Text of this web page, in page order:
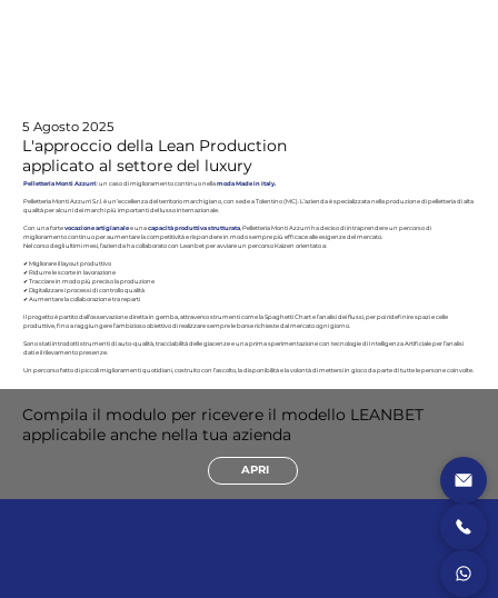
5 Agosto 2025
L'approccio della Lean Production
applicato al settore del luxury
Pelletteria Monti Azzurri: un caso di miglioramento continuo nellamoda Made in Italy.
Pelletteria Monti Azzurri S.r.l. è un’eccellenza del territorio marchigiano, con sede a Tolentino (MC). L’azienda è specializzata nella produzione di pelletteria di alta
qualità per alcuni dei marchi più importanti del lusso internazionale.
Con una fortevocazione artigianalee unacapacità produttiva strutturata, Pelletteria Monti Azzurri ha deciso di intraprendere un percorso di
miglioramento continuo per aumentare la competitività e rispondere in modo sempre più efficace alle esigenze del mercato.
Nel corso degli ultimi mesi, l’azienda ha collaborato con Leanbet per avviare un percorso Kaizen orientato a:
✔ Migliorare il layout produttivo
✔ Ridurre le scorte in lavorazione
✔ Tracciare in modo più preciso la produzione
✔ Digitalizzare i processi di controllo qualità
✔ Aumentare la collaborazione tra reparti
Il progetto è partito dall’osservazione diretta in gemba, attraverso strumenti come la Spaghetti Chart e l’analisi dei flussi, per poi ridefinire spazi e celle
produttive, fino a raggiungere l’ambizioso obiettivo di realizzare sempre le borse richieste dal mercato ogni giorno.
Sono stati introdotti strumenti di auto-qualità, tracciabilità delle giacenze e una prima sperimentazione con tecnologie di Intelligenza Artificiale per l’analisi
dati e il rilevamento presenze.
Un percorso fatto di piccoli miglioramenti quotidiani, costruito con l’ascolto, la disponibilità e la volontà di mettersi in gioco da parte di tutte le persone coinvolte.
Compila il modulo per ricevere il modello LEANBET
applicabile anche nella tua azienda
APRI